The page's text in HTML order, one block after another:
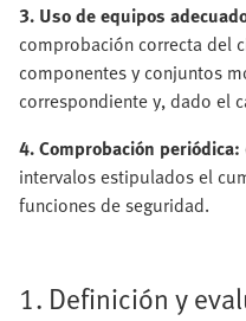
3. Uso de equipos
comprobación correcta del
componentes y conjuntos
correspondiente y, dado el
4. Comprobación periódica:
intervalos estipulados el
funciones de seguridad.
1. Definición y